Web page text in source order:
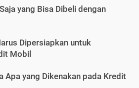
yang Bisa Dibeli dengan
Dipersiapkan untuk
Mobil
Apa yang Dikenakan pada Kredit